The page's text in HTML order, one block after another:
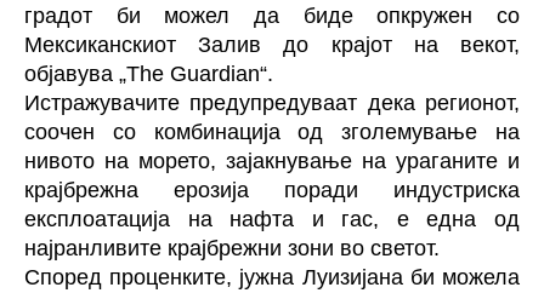
градот би можел да биде опкружен со
Мексиканскиот Залив до крајот на векот,
објавува „The Guardian“.
Истражувачите предупредуваат дека регионот,
соочен со комбинација од зголемување на
нивото на морето, зајакнување на ураганите и
крајбрежна ерозија поради индустриска
експлоатација на нафта и гас, е една од
најранливите крајбрежни зони во светот.
Според проценките, јужна Луизијана би можела